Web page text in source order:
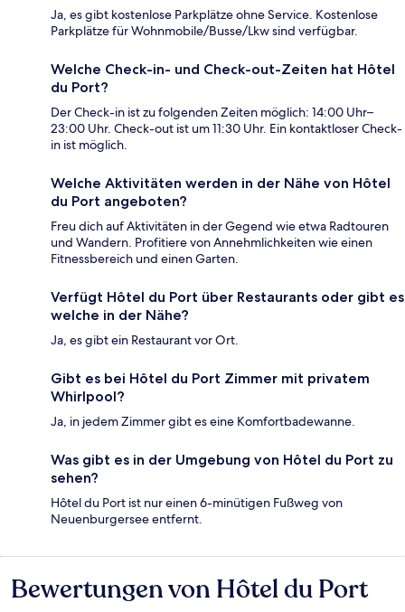
Ja, es gibt kostenlose Parkplätze ohne Service. Kostenlose
Parkplätze für Wohnmobile/Busse/Lkw sind verfügbar.
Welche Check-in- und Check-out-Zeiten hat Hôtel
du Port?
Der Check-in ist zu folgenden Zeiten möglich: 14:00 Uhr–
23:00 Uhr. Check-out ist um 11:30 Uhr. Ein kontaktloser Check-
in ist möglich.
Welche Aktivitäten werden in der Nähe von Hôtel
du Port angeboten?
Freu dich auf Aktivitäten in der Gegend wie etwa Radtouren
und Wandern. Profitiere von Annehmlichkeiten wie einen
Fitnessbereich und einen Garten.
Verfügt Hôtel du Port über Restaurants oder gibt es
welche in der Nähe?
Ja, es gibt ein Restaurant vor Ort.
Gibt es bei Hôtel du Port Zimmer mit privatem
Whirlpool?
Ja, in jedem Zimmer gibt es eine Komfortbadewanne.
Was gibt es in der Umgebung von Hôtel du Port zu
sehen?
Hôtel du Port ist nur einen 6-minütigen Fußweg von
Neuenburgersee entfernt.
Bewertungen
Bewertungen von Hôtel du Port